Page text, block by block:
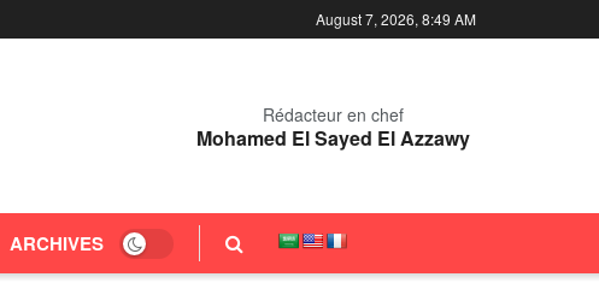
August 7, 2026, 8:49 AM
Rédacteur en chef
Mohamed El Sayed El Azzawy
ARCHIVES